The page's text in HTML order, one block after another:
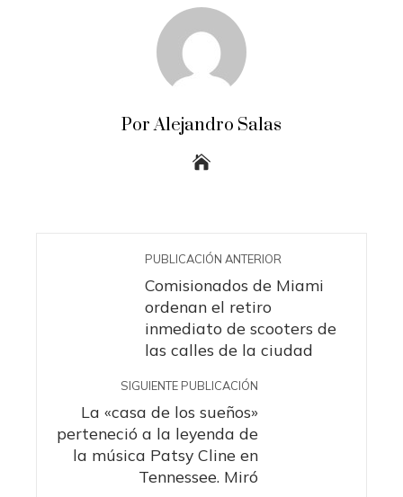
Por Alejandro Salas
PUBLICACIÓN ANTERIOR
Comisionados de Miami
ordenan el retiro
inmediato de scooters de
las calles de la ciudad
SIGUIENTE PUBLICACIÓN
La «casa de los sueños»
perteneció a la leyenda de
la música Patsy Cline en
Tennessee. Miró